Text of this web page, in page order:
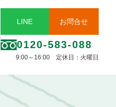
LINE お問合せ
0120-583-088
9:00～16:00 定休日：火曜日